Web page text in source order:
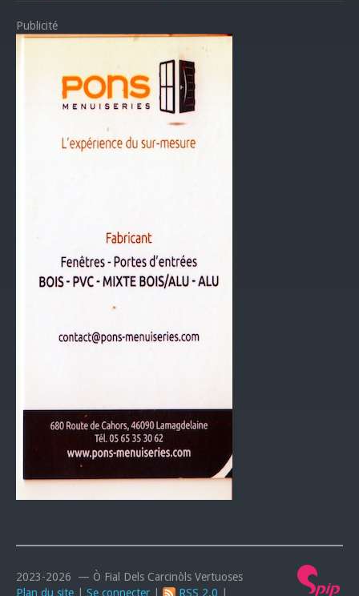
Publicité
2023-2026 — Ò Fial Dels Carcinòls Vertuoses
Plan du site | Se connecter | RSS 2.0 |